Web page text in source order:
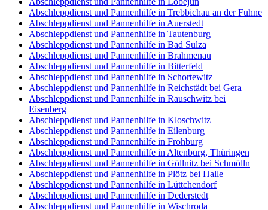
Abschleppdienst und Pannenhilfe in Trebbichau an der Fuhne
Abschleppdienst und Pannenhilfe in Auerstedt
Abschleppdienst und Pannenhilfe in Tautenburg
Abschleppdienst und Pannenhilfe in Bad Sulza
Abschleppdienst und Pannenhilfe in Brahmenau
Abschleppdienst und Pannenhilfe in Bitterfeld
Abschleppdienst und Pannenhilfe in Schortewitz
Abschleppdienst und Pannenhilfe in Reichstädt bei Gera
Abschleppdienst und Pannenhilfe in Rauschwitz bei
Eisenberg
Abschleppdienst und Pannenhilfe in Kloschwitz
Abschleppdienst und Pannenhilfe in Eilenburg
Abschleppdienst und Pannenhilfe in Frohburg
Abschleppdienst und Pannenhilfe in Altenburg, Thüringen
Abschleppdienst und Pannenhilfe in Göllnitz bei Schmölln
Abschleppdienst und Pannenhilfe in Plötz bei Halle
Abschleppdienst und Pannenhilfe in Lüttchendorf
Abschleppdienst und Pannenhilfe in Dederstedt
Abschleppdienst und Pannenhilfe in Wischroda